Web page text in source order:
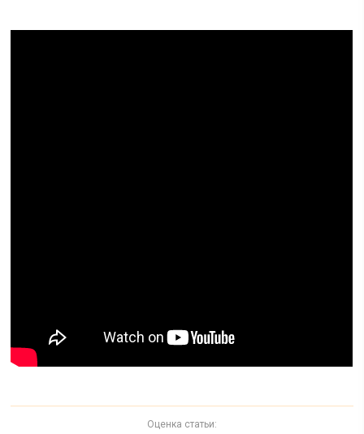
Оценка статьи: